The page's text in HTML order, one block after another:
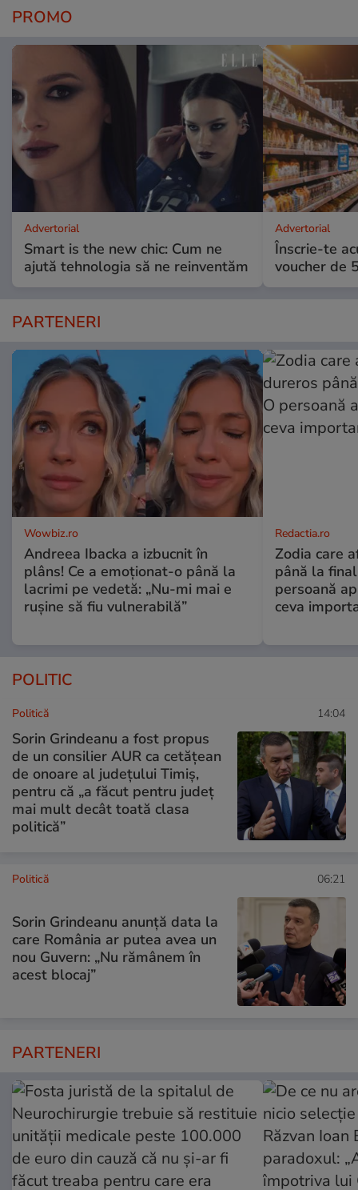
PROMO
Advertorial
Smart is the new chic: Cum ne
ajută tehnologia să ne reinventăm
Advertorial
Înscrie-te
voucher de
PARTENERI
Wowbiz.ro
Andreea Ibacka a izbucnit în
plâns! Ce a emoționat-o până la
lacrimi pe vedetă: „Nu-mi mai e
rușine să fiu vulnerabilă”
Redactia.ro
Zodia care
până la
persoană
ceva
POLITIC
Politică 14:04
Sorin Grindeanu a fost propus
de un consilier AUR ca cetățean
de onoare al județului Timiș,
pentru că „a făcut pentru județ
mai mult decât toată clasa
politică”
Politică 06:21
Sorin Grindeanu anunță data la
care România ar putea avea un
nou Guvern: „Nu rămânem în
acest blocaj”
PARTENERI